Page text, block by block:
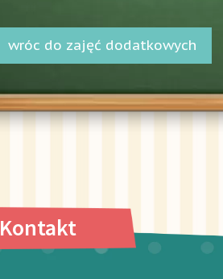
Kontakt
wróc do zajęć dodatkowych